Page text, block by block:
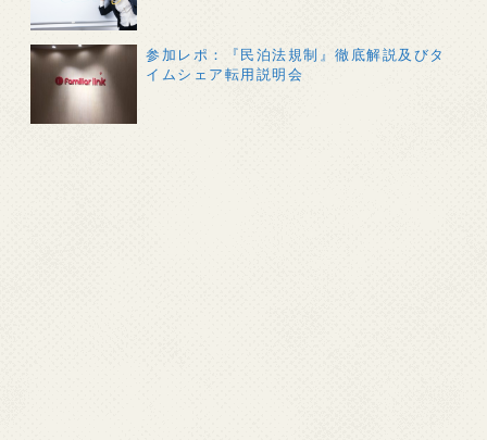
参加レポ：『民泊法規制』徹底解説及びタ
イムシェア転用説明会